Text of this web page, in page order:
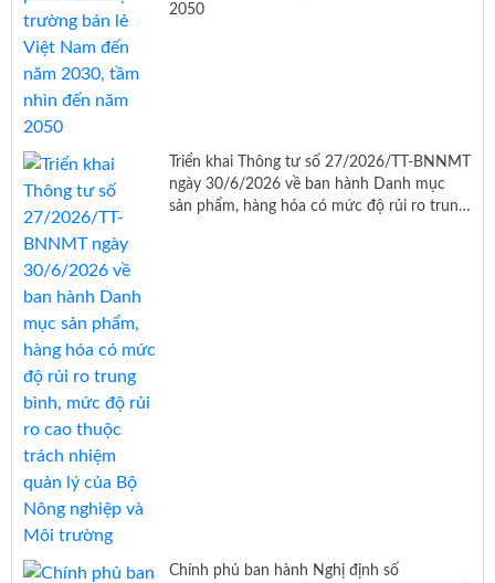
2050
Triển khai Thông tư số 27/2026/TT-BNNMT
ngày 30/6/2026 về ban hành Danh mục
sản phẩm, hàng hóa có mức độ rủi ro trung
Chính phủ ban hành Nghị định số